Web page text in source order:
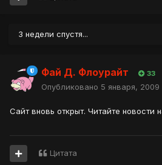
3 недели спустя...
Фай Д. Флоурайт 33
Опубликовано 5 января, 2009
Сайт вновь открыт. Читайте новости
Цитата